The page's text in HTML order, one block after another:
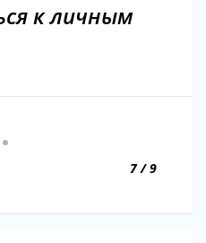
к личным
7 / 9